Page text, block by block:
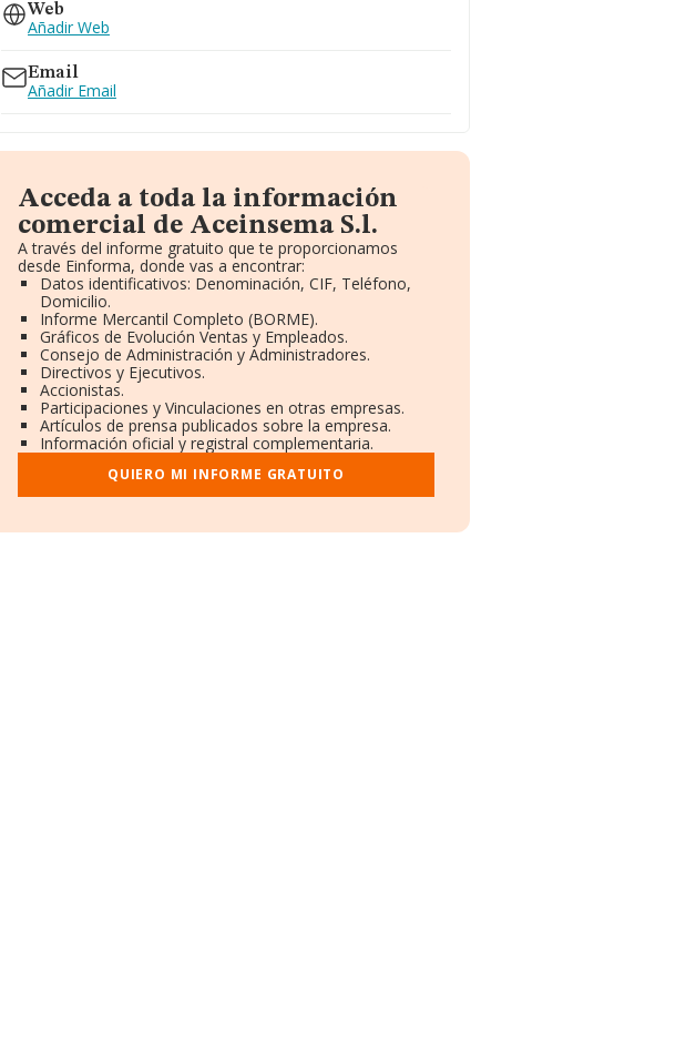
Web
Añadir Web
Email
Añadir Email
Acceda a toda la información
comercial de Aceinsema S.l.
A través del informe gratuito que te proporcionamos
desde Einforma, donde vas a encontrar:
Datos identificativos: Denominación, CIF, Teléfono,
Domicilio.
Informe Mercantil Completo (BORME).
Gráficos de Evolución Ventas y Empleados.
Consejo de Administración y Administradores.
Directivos y Ejecutivos.
Accionistas.
Participaciones y Vinculaciones en otras empresas.
Artículos de prensa publicados sobre la empresa.
Información oficial y registral complementaria.
QUIERO MI INFORME GRATUITO